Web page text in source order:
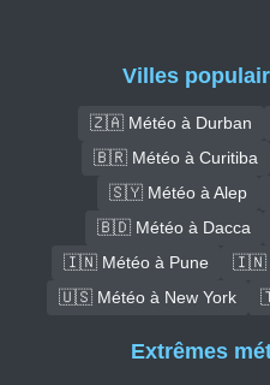
Villes
🇿🇦 Météo à Durban
🇧🇷 Météo à Curitiba
🇸🇾 Météo à Alep
🇧🇩 Météo à Dacca
🇮🇳 Météo à Pune
🇮🇳
🇺🇸 Météo à New York
Extrêmes